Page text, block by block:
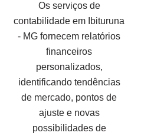
Os serviços de
contabilidade em Ibituruna
- MG fornecem relatórios
financeiros
personalizados,
identificando tendências
de mercado, pontos de
ajuste e novas
possibilidades de